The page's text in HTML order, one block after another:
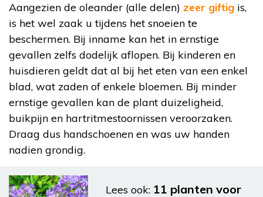
Aangezien de oleander (alle delen) zeer giftig is,
is het wel zaak u tijdens het snoeien te
beschermen. Bij inname kan het in ernstige
gevallen zelfs dodelijk aflopen. Bij kinderen en
huisdieren geldt dat al bij het eten van een enkel
blad, wat zaden of enkele bloemen. Bij minder
ernstige gevallen kan de plant duizeligheid,
buikpijn en hartritmestoornissen veroorzaken.
Draag dus handschoenen en was uw handen
nadien grondig.
Lees ook: 11 planten voor